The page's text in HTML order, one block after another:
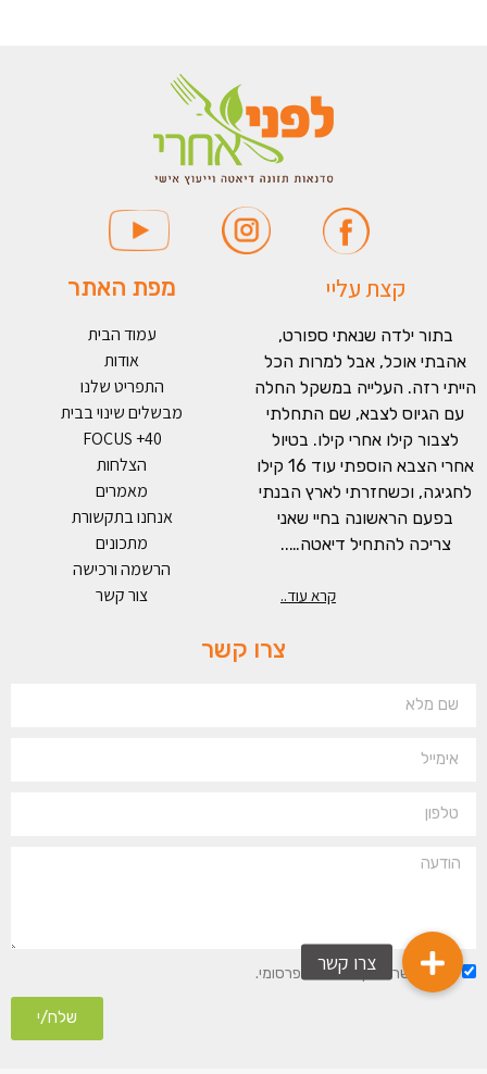
קצת עליי
בתור ילדה שנאתי ספורט,
אהבתי אוכל, אבל למרות הכל
הייתי רזה. העלייה במשקל החלה
עם הגיוס לצבא, שם התחלתי
לצבור קילו אחרי קילו. בטיול
אחרי הצבא הוספתי עוד 16 קילו
לחגיגה, וכשחזרתי לארץ הבנתי
בפעם הראשונה בחיי שאני
צריכה להתחיל דיאטה…..
קרא עוד..
מפת האתר
עמוד הבית
אודות
התפריט שלנו
מבשלים שינוי בבית
FOCUS +40
הצלחות
מאמרים
אנחנו בתקשורת
מתכונים
הרשמה ורכישה
צור קשר
צרו קשר
הנני מאשר/ת קבלת חומר פרסומי.
שלח/י